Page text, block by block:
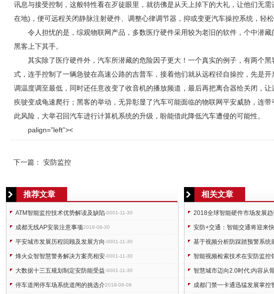
讯息与接受控制，这般特性看在歹徒眼里，就彷佛是从天上掉下的大礼，让他们无
在地)，便可远程关闭静脉注射硬件、调整心律调节器，抑或变更汽车操控系统，轻松
令人担忧的是，综观物联网产品，多数医疗硬件采用较为老旧的软件，个中潜
黑客上下其手。
其实除了医疗硬件外，汽车所潜藏的危险因子更大！一个真实的例子，有两个
式，连手控制了一辆急驶在高速公路的吉普车，接着他们就从远程径自操控，先是
调温度调至最低，同时还任意改变了收音机的播放频道，最后再把离合器给关闭，
疾驶变成龟速爬行；黑客的举动，无异彰显了汽车可能面临的物联网平安威胁，连
此风险，大举召回汽车进行计算机系统的升级，盼能借此降低汽车遭侵的可能性。
palign=”left”><
下一篇： 安防监控
推荐文章
ATM智能监控技术优势解读及缺陷-0001-11-30
成都无线AP安装注意事项2018-08-30
平安城市发展历程回顾及发展方向-0001-11-30
烽火众智智慧警务解决方案亮相安-0001-11-30
大数据十三五规划制定安防能受益-0001-11-30
停车道闸停车场系统道闸的挑选介2018-08-09
相关文章
2018全球智能硬件市场发展趋
安防+交通：智能交通将迎来
基于视频分析防踩踏预警系统
智能视频检索技术在安防监控
智慧城市迈向2.0时代:内容从
成都门禁一卡通迅猛发展掌控